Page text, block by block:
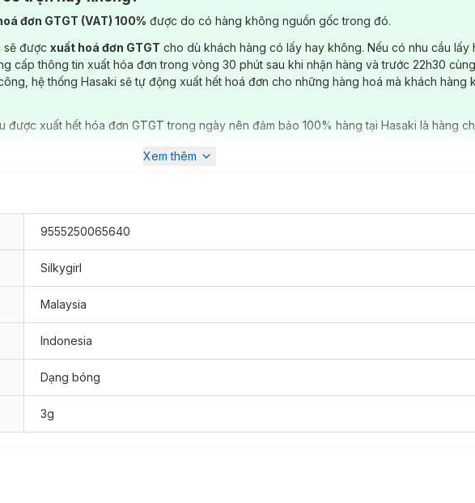
3g hiện đã có tại
đơn GTGT (VAT) 100% được do có hàng không nguồn gốc trong đó.
sẽ được xuất hoá đơn GTGT cho dù khách hàng có lấy hay không. Nếu có nhu cầu lấy
cấp thông tin xuất hóa đơn trong vòng 30 phút sau khi nhận hàng và trước 22h30
hệ thống Hasaki sẽ tự động xuất hết hoá đơn cho những hàng hoá mà khách hàng
được xuất hết hóa đơn GTGT trong ngày nên đảm bảo 100% hàng tại Hasaki là hàng
Xem thêm
9555250065640
Silkygirl
Malaysia
Indonesia
Dạng bóng
3g